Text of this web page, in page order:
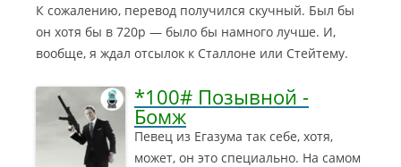
К сожалению, перевод получился скучный. Был бы
он хотя бы в 720р — было бы намного лучше. И,
вообще, я ждал отсылок к Сталлоне или Стейтему.
*100# Позывной -
Бомж
Певец из Егазума так себе, хотя,
может, он это специально. На самом